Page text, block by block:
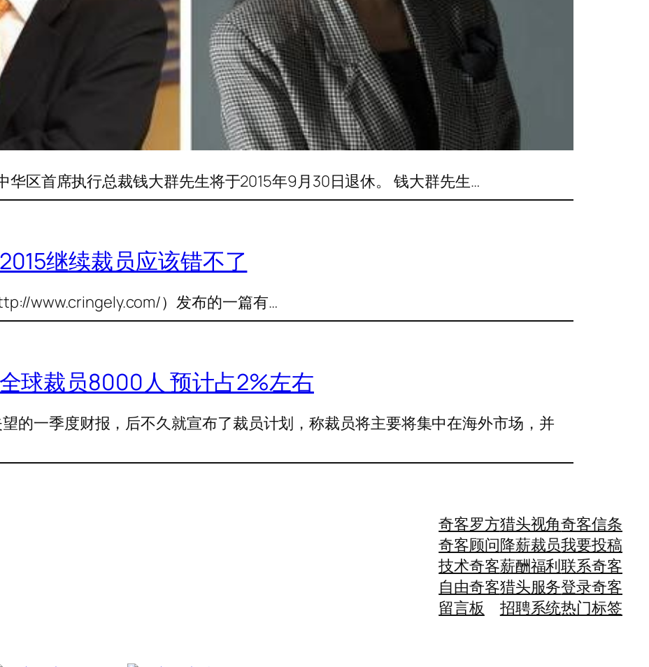
华区首席执行总裁钱大群先生将于2015年9月30日退休。 钱大群先生…
继续裁员应该错不了
www.cringely.com/）发布的一篇有…
球裁员8000人 预计占2%左右
的一季度财报，后不久就宣布了裁员计划，称裁员将主要将集中在海外市场，并
奇客罗方
奇客顾问
技术奇客
自由奇客
留言板
猎头视角
降薪裁员
薪酬福利
猎头服务
招聘系统
奇客信条
我要投稿
联系奇客
登录奇客
热门标签